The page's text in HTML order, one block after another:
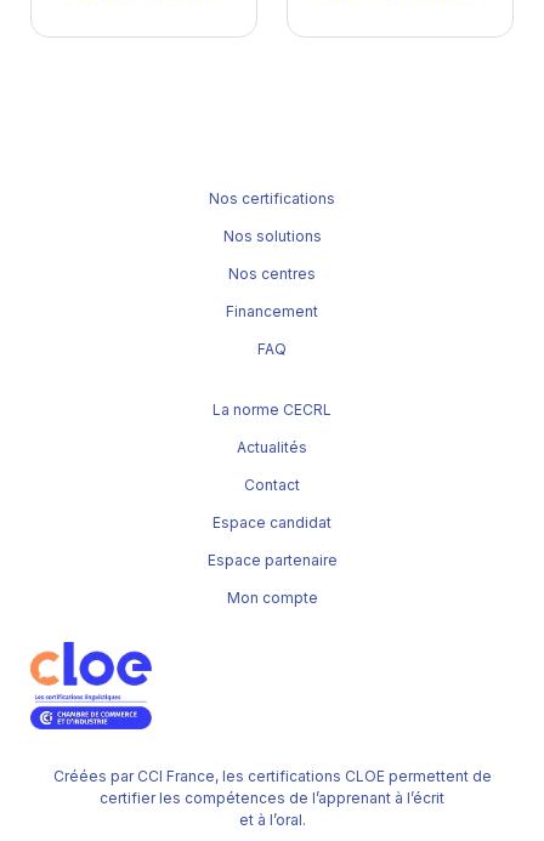
Créées par CCI France, les certifications CLOE permettent de
certifier les compétences de l’apprenant à l’écrit
et à l’oral.
Nos certifications
Nos solutions
Nos centres
Financement
FAQ
La norme CECRL
Actualités
Contact
Espace candidat
Espace partenaire
Mon compte